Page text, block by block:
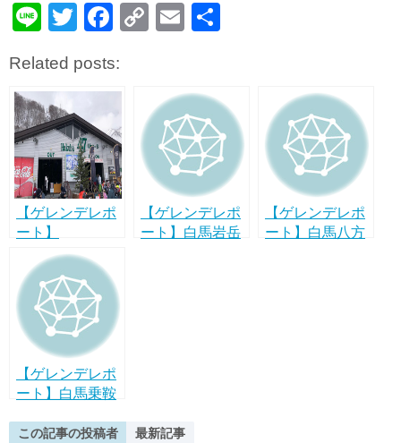
Li
e
T
tt
F
c
b
o
o
k
C
y
Li
n
k
E
Related posts:
【ゲレンデレポ
ート】
Hakuba47ウイ
ンタースポーツ
パークはやっぱ
り日本一のパー
クと名高い
47PARKS！
【ゲレンデレポ
ート】白馬岩岳
【ゲレンデレポ
ート】白馬八方
【ゲレンデレポ
ート】白馬乗鞍
混雑少なめの初
この記事の投稿者 最新記事